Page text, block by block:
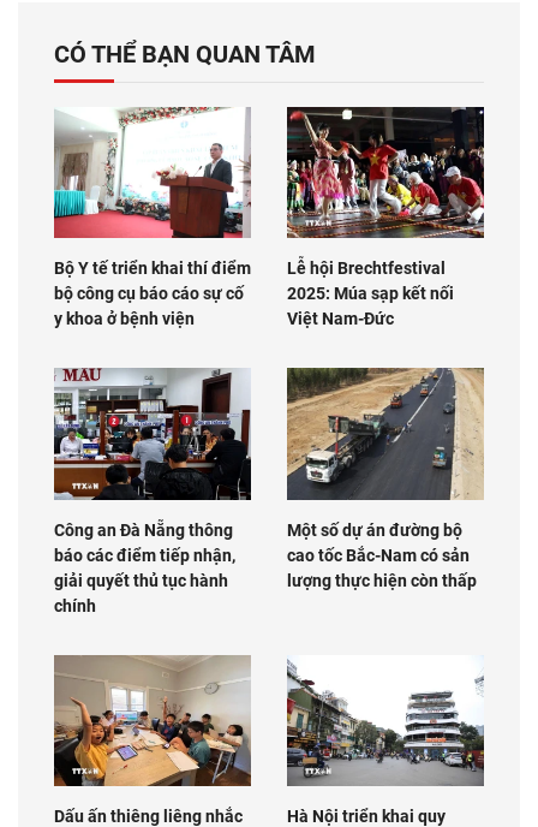
CÓ THỂ BẠN QUAN TÂM
Bộ Y tế triển khai thí điểm
bộ công cụ báo cáo sự cố
y khoa ở bệnh viện
Lễ hội Brechtfestival
2025: Múa sạp kết nối
Việt Nam-Đức
Công an Đà Nẵng thông
báo các điểm tiếp nhận,
giải quyết thủ tục hành
chính
Một số dự án đường bộ
cao tốc Bắc-Nam có sản
lượng thực hiện còn thấp
Dấu ấn thiêng liêng nhắc
Hà Nội triển khai quy